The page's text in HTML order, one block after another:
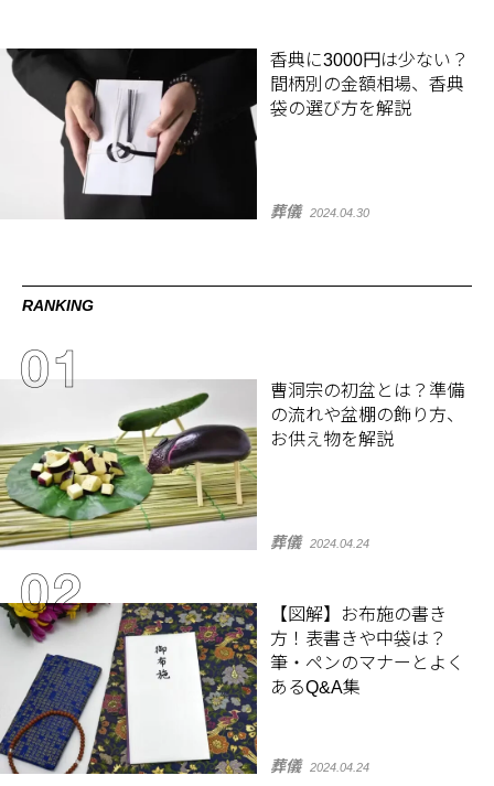
香典に3000円は少ない？
間柄別の金額相場、香典
袋の選び方を解説
葬儀 2024.04.30
RANKING
曹洞宗の初盆とは？準備
の流れや盆棚の飾り方、
お供え物を解説
葬儀 2024.04.24
【図解】お布施の書き
方！表書きや中袋は？
筆・ペンのマナーとよく
あるQ&A集
葬儀 2024.04.24